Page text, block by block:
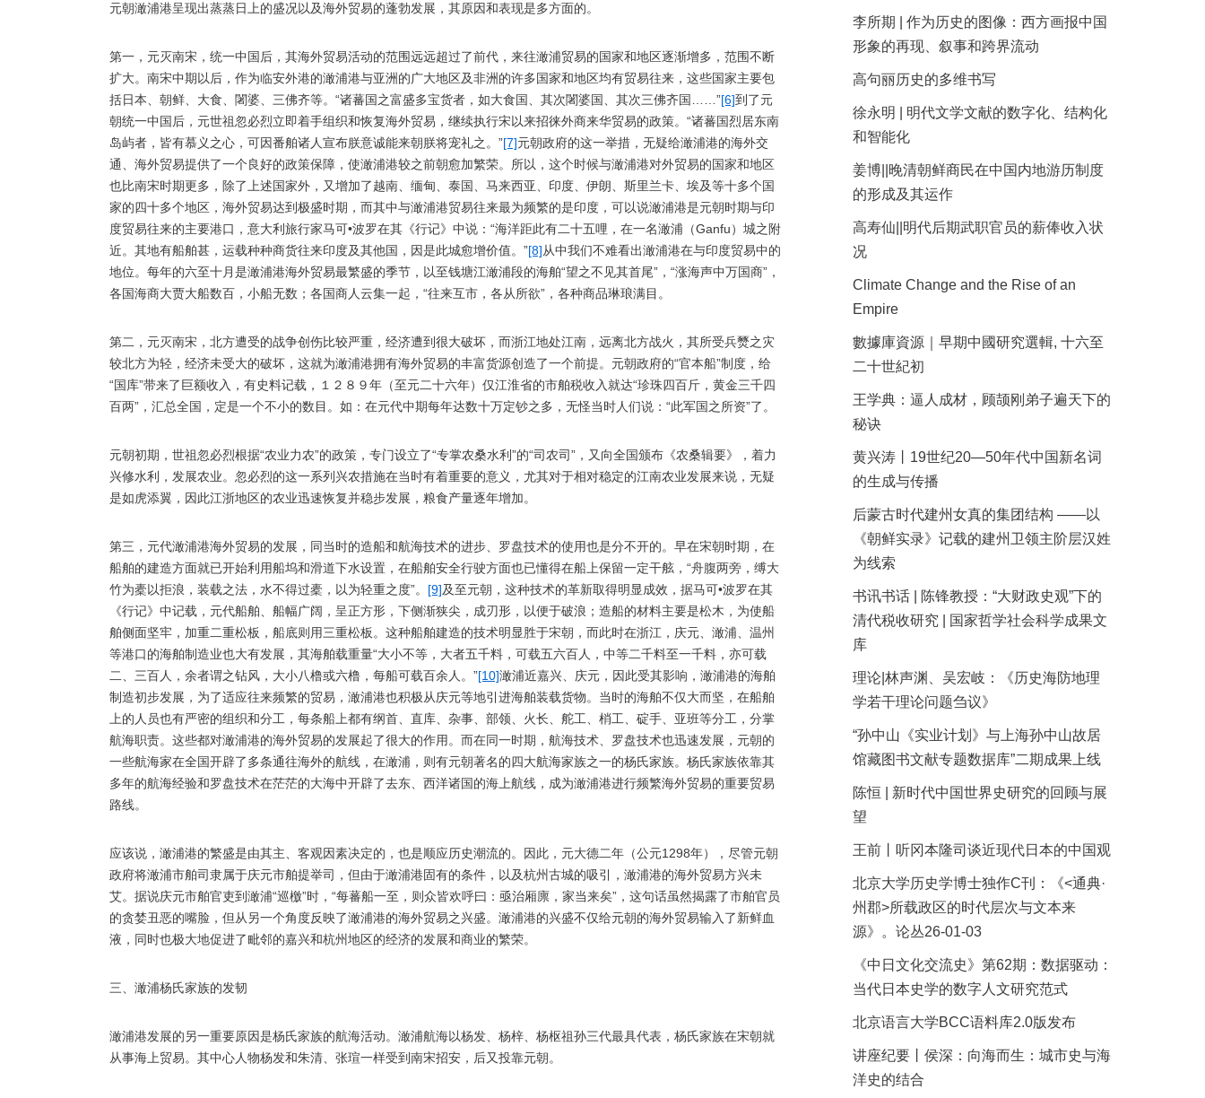
元朝澉浦港呈现出蒸蒸日上的盛况以及海外贸易的蓬勃发展，其原因和表现是多方面的。
第一，元灭南宋，统一中国后，其海外贸易活动的范围远远超过了前代，来往澉浦贸易的国家和地区逐渐增多，范围不断
扩大。南宋中期以后，作为临安外港的澉浦港与亚洲的广大地区及非洲的许多国家和地区均有贸易往来，这些国家主要包
括日本、朝鲜、大食、闍婆、三佛齐等。“诸蕃国之富盛多宝货者，如大食国、其次闍婆国、其次三佛齐国……”[6]到了元
朝统一中国后，元世祖忽必烈立即着手组织和恢复海外贸易，继续执行宋以来招徕外商来华贸易的政策。“诸蕃国烈居东南
岛屿者，皆有慕义之心，可因番舶诸人宣布朕意诚能来朝朕将宠礼之。”[7]元朝政府的这一举措，无疑给澉浦港的海外交
通、海外贸易提供了一个良好的政策保障，使澉浦港较之前朝愈加繁荣。所以，这个时候与澉浦港对外贸易的国家和地区
也比南宋时期更多，除了上述国家外，又增加了越南、缅甸、泰国、马来西亚、印度、伊朗、斯里兰卡、埃及等十多个国
家的四十多个地区，海外贸易达到极盛时期，而其中与澉浦港贸易往来最为频繁的是印度，可以说澉浦港是元朝时期与印
度贸易往来的主要港口，意大利旅行家马可•波罗在其《行记》中说：“海洋距此有二十五哩，在一名澉浦（Ganfu）城之附
近。其地有船舶甚，运载种种商货往来印度及其他国，因是此城愈增价值。”[8]从中我们不难看出澉浦港在与印度贸易中的
地位。每年的六至十月是澉浦港海外贸易最繁盛的季节，以至钱塘江澉浦段的海舶“望之不见其首尾”，“涨海声中万国商”，
各国海商大贾大船数百，小船无数；各国商人云集一起，“往来互市，各从所欲”，各种商品琳琅满目。
第二，元灭南宋，北方遭受的战争创伤比较严重，经济遭到很大破坏，而浙江地处江南，远离北方战火，其所受兵燹之灾
较北方为轻，经济未受大的破坏，这就为澉浦港拥有海外贸易的丰富货源创造了一个前提。元朝政府的“官本船”制度，给
“国库”带来了巨额收入，有史料记载，１２８９年（至元二十六年）仅江淮省的市舶税收入就达“珍珠四百斤，黄金三千四
百两”，汇总全国，定是一个不小的数目。如：在元代中期每年达数十万定钞之多，无怪当时人们说：“此军国之所资”了。
元朝初期，世祖忽必烈根据“农业力农”的政策，专门设立了“专掌农桑水利”的“司农司”，又向全国颁布《农桑辑要》，着力
兴修水利，发展农业。忽必烈的这一系列兴农措施在当时有着重要的意义，尤其对于相对稳定的江南农业发展来说，无疑
是如虎添翼，因此江浙地区的农业迅速恢复并稳步发展，粮食产量逐年增加。
第三，元代澉浦港海外贸易的发展，同当时的造船和航海技术的进步、罗盘技术的使用也是分不开的。早在宋朝时期，在
船舶的建造方面就已开始利用船坞和滑道下水设置，在船舶安全行驶方面也已懂得在船上保留一定干舷，“舟腹两旁，缚大
竹为橐以拒浪，装载之法，水不得过橐，以为轻重之度”。 [9]及至元朝，这种技术的革新取得明显成效，据马可•波罗在其
《行记》中记载，元代船舶、船幅广阔，呈正方形，下侧渐狭尖，成刃形，以便于破浪；造船的材料主要是松木，为使船
舶侧面坚牢，加重二重松板，船底则用三重松板。这种船舶建造的技术明显胜于宋朝，而此时在浙江，庆元、澉浦、温州
等港口的海舶制造业也大有发展，其海舶载重量“大小不等，大者五千料，可载五六百人，中等二千料至一千料，亦可载
二、三百人，余者谓之钻风，大小八橹或六橹，每船可载百余人。”[10]澉浦近嘉兴、庆元，因此受其影响，澉浦港的海舶
制造初步发展，为了适应往来频繁的贸易，澉浦港也积极从庆元等地引进海舶装载货物。当时的海舶不仅大而坚，在船舶
上的人员也有严密的组织和分工，每条船上都有纲首、直库、杂事、部领、火长、舵工、梢工、碇手、亚班等分工，分掌
航海职责。这些都对澉浦港的海外贸易的发展起了很大的作用。而在同一时期，航海技术、罗盘技术也迅速发展，元朝的
一些航海家在全国开辟了多条通往海外的航线，在澉浦，则有元朝著名的四大航海家族之一的杨氏家族。杨氏家族依靠其
多年的航海经验和罗盘技术在茫茫的大海中开辟了去东、西洋诸国的海上航线，成为澉浦港进行频繁海外贸易的重要贸易
路线。
应该说，澉浦港的繁盛是由其主、客观因素决定的，也是顺应历史潮流的。因此，元大德二年（公元1298年），尽管元朝
政府将澉浦市舶司隶属于庆元市舶提举司，但由于澉浦港固有的条件，以及杭州古城的吸引，澉浦港的海外贸易方兴未
艾。据说庆元市舶官吏到澉浦“巡檄”时，“每蕃船一至，则众皆欢呼曰：亟治厢廪，家当来矣”，这句话虽然揭露了市舶官员
的贪婪丑恶的嘴脸，但从另一个角度反映了澉浦港的海外贸易之兴盛。澉浦港的兴盛不仅给元朝的海外贸易输入了新鲜血
液，同时也极大地促进了毗邻的嘉兴和杭州地区的经济的发展和商业的繁荣。
三、澉浦杨氏家族的发韧
澉浦港发展的另一重要原因是杨氏家族的航海活动。澉浦航海以杨发、杨梓、杨枢祖孙三代最具代表，杨氏家族在宋朝就
从事海上贸易。其中心人物杨发和朱清、张瑄一样受到南宋招安，后又投靠元朝。
李所期 | 作为历史的图像：西方画报中国
形象的再现、叙事和跨界流动
高句丽历史的多维书写
徐永明 | 明代文学文献的数字化、结构化
和智能化
姜博||晚清朝鲜商民在中国内地游历制度
的形成及其运作
高寿仙||明代后期武职官员的薪俸收入状
况
Climate Change and the Rise of an
Empire
數據庫資源｜早期中國研究選輯, 十六至
二十世紀初
王学典：逼人成材，顾颉刚弟子遍天下的
秘诀
黄兴涛丨19世纪20—50年代中国新名词
的生成与传播
后蒙古时代建州女真的集团结构 ——以
《朝鲜实录》记载的建州卫领主阶层汉姓
为线索
书讯书话 | 陈锋教授：“大财政史观”下的
清代税收研究 | 国家哲学社会科学成果文
库
理论|林声渊、吴宏岐：《历史海防地理
学若干理论问题刍议》
“孙中山《实业计划》与上海孙中山故居
馆藏图书文献专题数据库”二期成果上线
陈恒 | 新时代中国世界史研究的回顾与展
望
王前丨听冈本隆司谈近现代日本的中国观
北京大学历史学博士独作C刊：《<通典·
州郡>所载政区的时代层次与文本来
源》。论丛26-01-03
《中日文化交流史》第62期：数据驱动：
当代日本史学的数字人文研究范式
北京语言大学BCC语料库2.0版发布
讲座纪要丨侯深：向海而生：城市史与海
洋史的结合